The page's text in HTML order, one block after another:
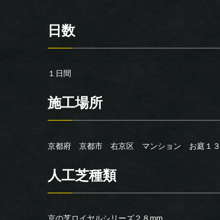
日数
１日間
施工場所
京都府 京都市 右京区 マンション お庭１
人工芝種類